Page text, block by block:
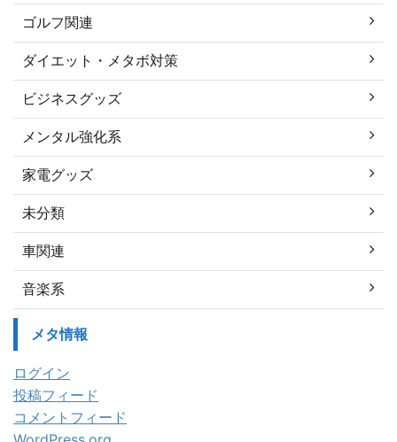
ゴルフ関連
ダイエット・メタボ対策
ビジネスグッズ
メンタル強化系
家電グッズ
未分類
車関連
音楽系
メタ情報
ログイン
投稿フィード
コメントフィード